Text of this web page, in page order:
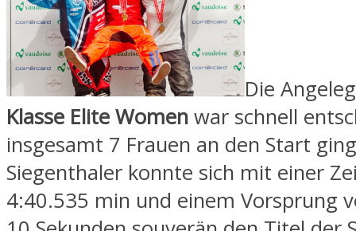
Die
Klasse Elite Women war schnell
insgesamt 7 Frauen an den Start
Siegenthaler konnte sich mit einer
4:40.535 min und einem Vorsprung